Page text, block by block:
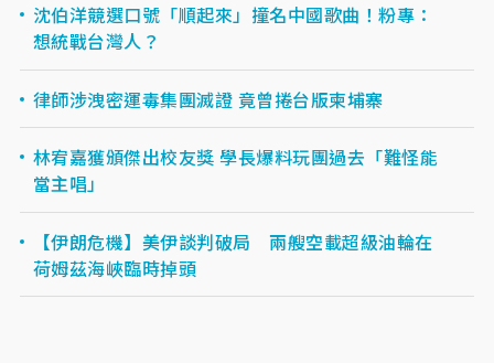
沈伯洋競選口號「順起來」撞名中國歌曲！粉專：
想統戰台灣人？
律師涉洩密運毒集團滅證 竟曾捲台版柬埔寨
林宥嘉獲頒傑出校友獎 學長爆料玩團過去「難怪能
當主唱」
【伊朗危機】美伊談判破局 兩艘空載超級油輪在
荷姆茲海峽臨時掉頭